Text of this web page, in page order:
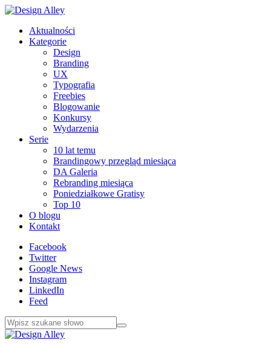
Aktualności
Kategorie
Design
Branding
UX
Typografia
Freebies
Blogowanie
Konkursy
Wydarzenia
Serie
10 lat temu
Brandingowy przegląd miesiąca
DA Galeria
Rebranding miesiąca
Poniedziałkowe Gratisy
Top 10
O blogu
Kontakt
Facebook
Twitter
Google News
Instagram
LinkedIn
Feed